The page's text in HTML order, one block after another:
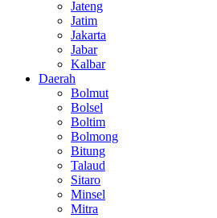
Jateng
Jatim
Jakarta
Jabar
Kalbar
Daerah
Bolmut
Bolsel
Boltim
Bolmong
Bitung
Talaud
Sitaro
Minsel
Mitra